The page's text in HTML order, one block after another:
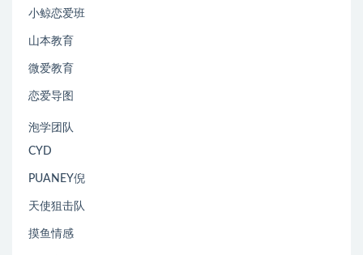
小鲸恋爱班
山本教育
微爱教育
恋爱导图
泡学团队
CYD
PUANEY倪
天使狙击队
摸鱼情感